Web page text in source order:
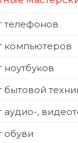
телефонов
компьютеров
ноутбуков
бытовой
аудио-,
обуви